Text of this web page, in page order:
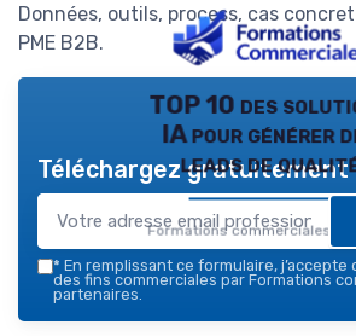
Données, outils, process, cas
PME B2B.
TOP 10 des
IA pour générer
leads de
Formations commerciales —
Téléchargez gratuitement
* En remplissant ce formulaire, j’accepte
des fins commerciales par Formations
partenaires.